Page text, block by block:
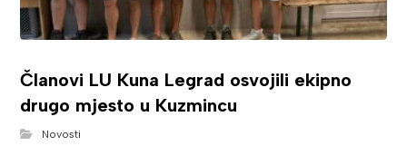
Članovi LU Kuna Legrad osvojili ekipno
drugo mjesto u Kuzmincu
Novosti